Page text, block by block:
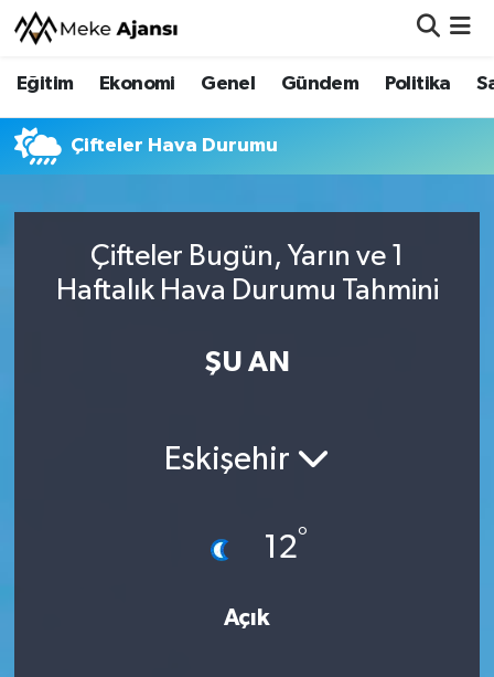
Eğitim Ekonomi Genel Gündem Politika
Çifteler Hava Durumu
Çifteler Bugün, Yarın ve 1
Haftalık Hava Durumu Tahmini
ŞU AN
Eskişehir
12°
Açık
Eğitim
Ekonomi
Gündem
Nöbetçi Eczaneler
Hava Durumu
Trafik Durumu